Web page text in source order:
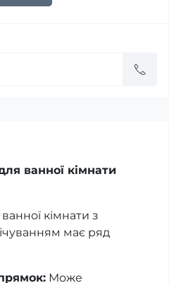
ванної кімнати
кімнати з
має ряд
Може